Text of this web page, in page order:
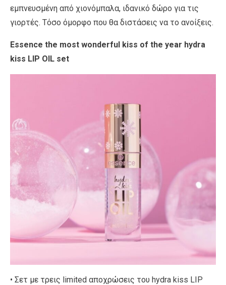
εμπνευσμένη από χιονόμπαλα, ιδανικό δώρο για τις
γιορτές. Τόσο όμορφο που θα διστάσεις να το ανοίξεις.
Essence the most wonderful kiss of the year hydra
kiss LIP OIL set
• Σετ με τρεις limited αποχρώσεις του hydra kiss LIP